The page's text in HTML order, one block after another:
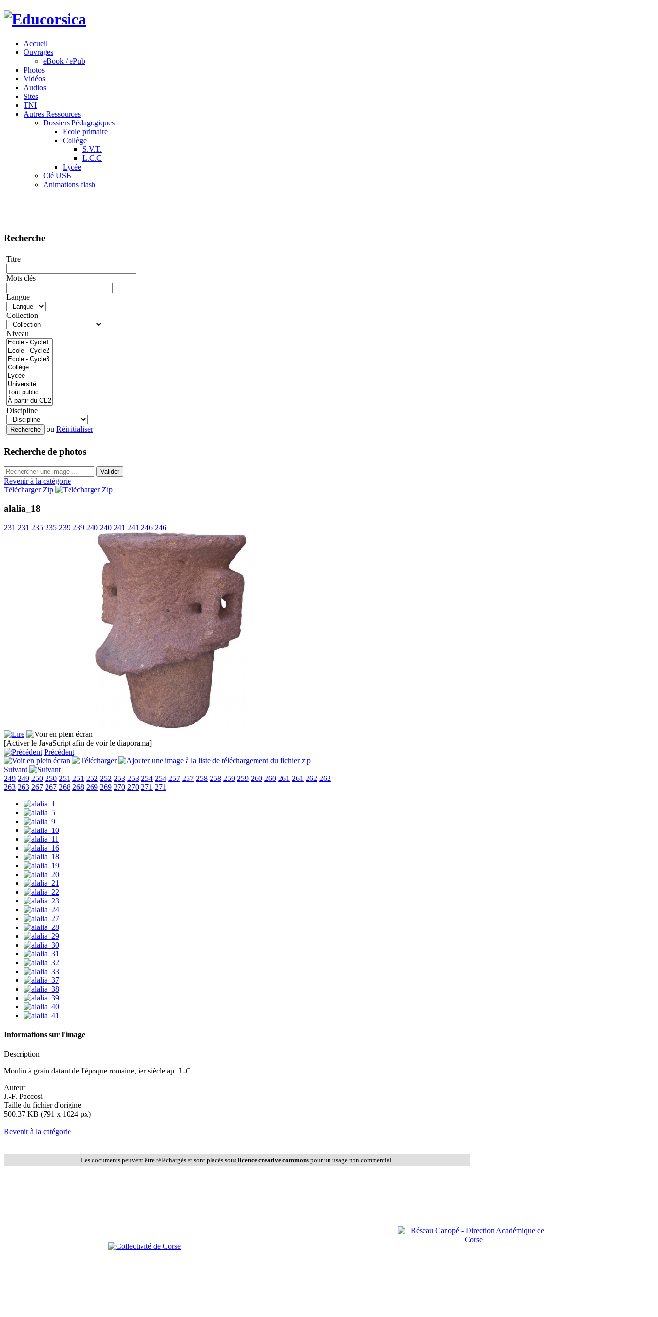
Accueil
Ouvrages
eBook / ePub
Photos
Vidéos
Audios
Sites
TNI
Autres Ressources
Dossiers Pédagogiques
Ecole primaire
Collège
S.V.T.
L.C.C
Lycée
Clé USB
Animations flash
Recherche
Titre
Mots clés
Langue
Collection
Niveau
Discipline
ou Réinitialiser
Recherche de photos
Valider
Revenir à la catégorie
Télécharger Zip
alalia_18
231 231 235 235 239 239 240 240 241 241 246 246
[Activer le JavaScript afin de voir le diaporama]
Précédent
Suivant
249 249 250 250 251 251 252 252 253 253 254 254 257 257 258 258 259 259 260 260 261 261 262 262
263 263 267 267 268 268 269 269 270 270 271 271
Informations sur l'image
Description
Moulin à grain datant de l'époque romaine, ier siècle ap. J.-C.
Auteur
J.-F. Paccosi
Taille du fichier d'origine
500.37 KB (791 x 1024 px)
Revenir à la catégorie
Les documents peuvent être téléchargés et sont placés sous licence creative commons pour un usage non commercial.